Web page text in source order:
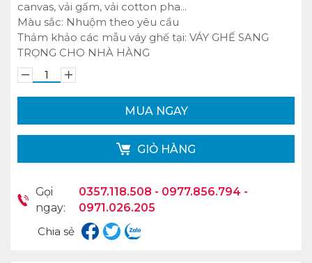
canvas, vải gấm, vải cotton pha...
Màu sắc: Nhuộm theo yêu cầu
Thảm khảo các mẫu váy ghế tại: VÁY GHẾ SANG
TRỌNG CHO NHÀ HÀNG
MUA NGAY
GIỎ HÀNG
Gọi
ngay:
0357.118.508 - 0977.856.794 -
0971.026.205
Chia sẻ